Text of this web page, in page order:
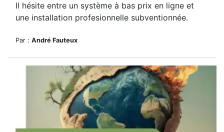
Il hésite entre un système à bas prix en ligne et
une installation profesionnelle subventionnée.
Par : André Fauteux